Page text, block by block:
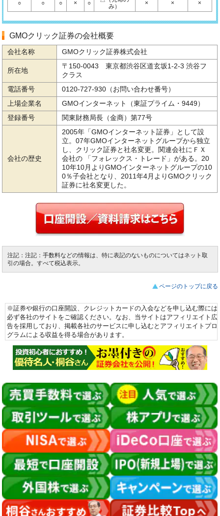
○ ○ ○ × ○
み）
× × ×
GMOクリック証券の会社概要
会社名称 GMOクリック証券株式会社
所在地
〒150-0043 東京都渋谷区道玄坂1-2-3 渋谷フ
クラス
電話番号
0120-727-930（お問い合わせ番号）
上場企業名
GMOインターネット（東証プライム・9449）
登録番号
関東財務局長（金商）第77号
会社の歴史
2005年「GMOインターネット証券」として設
立。07年GMOインターネットグループから独立
し、クリック証券と社名変更。関連会社にＦＸ
会社の 「フォレックス・トレード」がある。20
10年10月よりGMOインターネットグループの10
0％子会社となり、2011年4月よりGMOクリック
証券に社名変更した。
注記：注記：手数料などの情報は、特に表記のないものについてはネット取
引の場合。すべて税込表示。
ページのトップに戻る
※証券や銀行の口座開設、クレジットカードの入会などを申し込む際には
必ず各社のサイトをご確認ください。なお、当サイトはアフィリエイト広
告を採用しており、掲載各社のサービスに申し込むとアフィリエイトプロ
グラムによる収益を得る場合があります。